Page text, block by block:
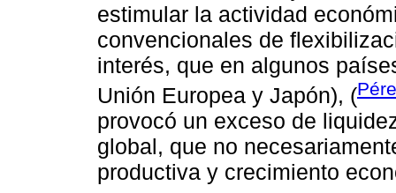
estimular la actividad
convencionales de
interés, que en algunos
Unión Europea y Japón), (
provocó un exceso de
global, que no
productiva y crecimiento